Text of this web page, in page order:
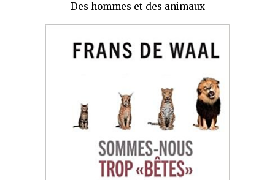
Des hommes et des animaux